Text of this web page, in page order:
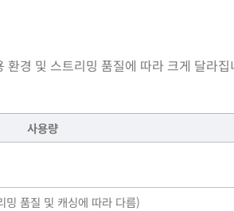
경 및 스트리밍 품질에 따라 크게 달라
사용량
품질 및 캐싱에 따라 다름)